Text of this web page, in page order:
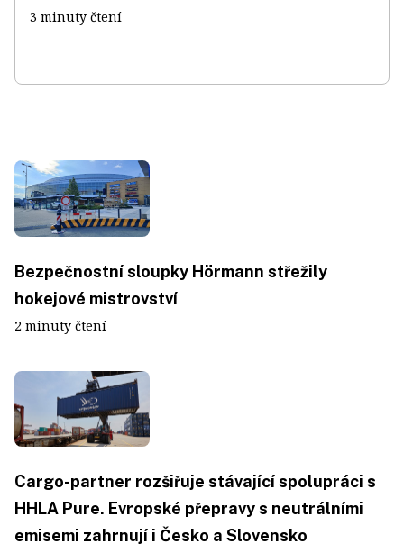
3 minuty čtení
Bezpečnostní sloupky Hörmann střežily
hokejové mistrovství
2 minuty čtení
Cargo-partner rozšiřuje stávající spolupráci s
HHLA Pure. Evropské přepravy s neutrálními
emisemi zahrnují i Česko a Slovensko